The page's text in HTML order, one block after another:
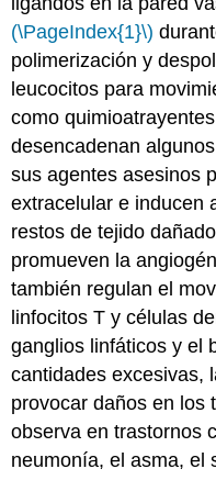
(\PageIndex{1}\)
polimerización y
leucocitos para
como
desencadenan
sus agentes asesinos
extracelular e inducen
restos de tejido
promueven la
también regulan el
linfocitos T y células
ganglios linfáticos y el
cantidades excesivas,
provocar daños en los
observa en trastornos
neumonía, el asma, el